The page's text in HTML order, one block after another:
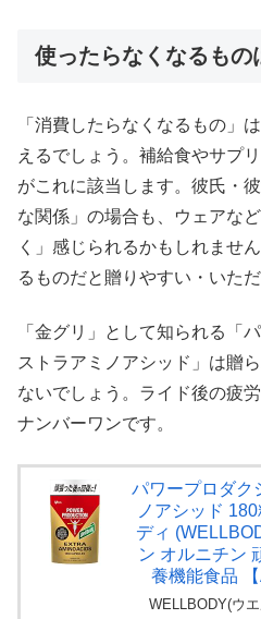
使ったらなくなるもの
「消費したらなくなるもの」
えるでしょう。補給食やサプ
がこれに該当します。彼氏・
な関係」の場合も、ウェアな
く」感じられるかもしれませ
るものだと贈りやすい・いた
「金グリ」として知られる「
ストラアミノアシッド」は贈
ないでしょう。ライド後の疲
ナンバーワンです。
パワープロダク
ノアシッド
ディ
ン オルニチン
養機能食品
WELLBODY(ウ